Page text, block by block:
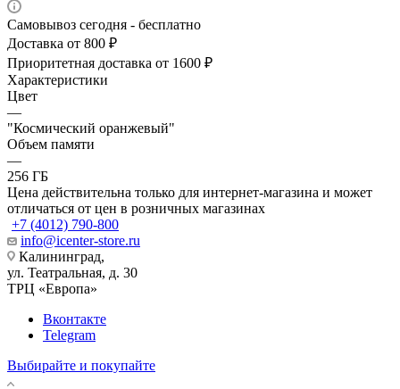
Самовывоз сегодня - бесплатно
Доставка от 800 ₽
Приоритетная доставка от 1600 ₽
Характеристики
Цвет
—
"Космический оранжевый"
Объем памяти
—
256 ГБ
Цена действительна только для интернет-магазина и может
отличаться от цен в розничных магазинах
+7 (4012) 790-800
info@icenter-store.ru
Калининград,
ул. Театральная, д. 30
ТРЦ «Европа»
Вконтакте
Telegram
Выбирайте и покупайте